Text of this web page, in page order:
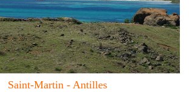
Saint-Martin - Antilles